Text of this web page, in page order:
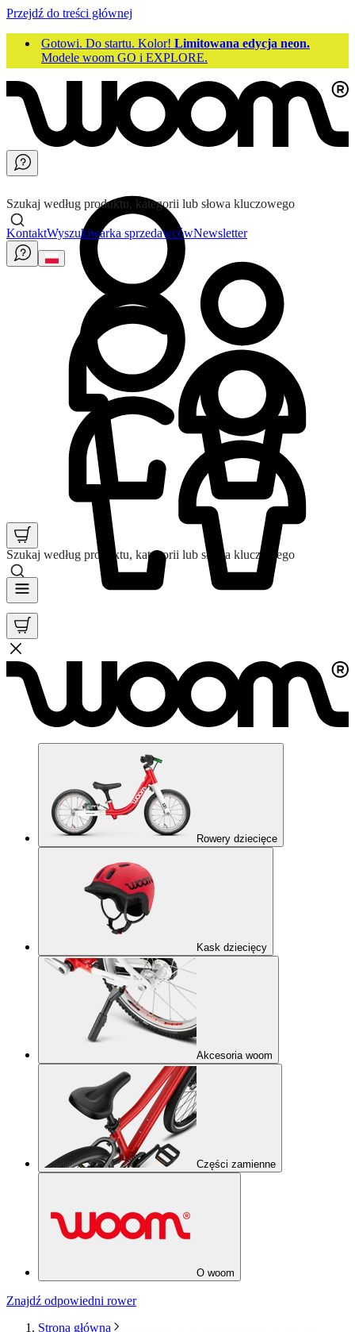
Przejdź do treści głównej
Gotowi. Do startu. Kolor! Limitowana edycja neon.
Modele woom GO i EXPLORE.
Szukaj według produktu, kategorii lub słowa kluczowego
Szukaj według produktu, kategorii lub słowa kluczowego
KontaktWyszukiwarka sprzedawcówNewsletter
Rowery dziecięce
Kask dziecięcy
Akcesoria woom
Części zamienne
O woom
Znajdź odpowiedni rower
Strona główna